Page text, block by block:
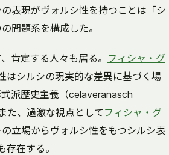
表現がヴォルシ性を持つことは「シ
問題系を構成した。
肯定する人々も居る。
フィシャ・グ
はシルシの現実的な差異に基づく場
派歴史主義（celaveranasch
た、過激な視点としてフィシャ・グ
立場からヴォルシ性をもつシルシ表
在する。